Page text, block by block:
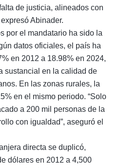
de justicia, alineados con
Abinader.
por el mandatario ha sido la
datos oficiales, el país ha
en 2012 a 18.98% en 2024,
sustancial en la calidad de
En las zonas rurales, la
en el mismo periodo. “Solo
a 200 mil personas de la
con igualdad”, aseguró el
directa se duplicó,
dólares en 2012 a 4,500